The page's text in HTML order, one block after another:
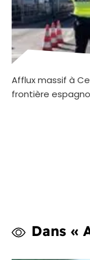
Afflux massif à
frontière
Dans «